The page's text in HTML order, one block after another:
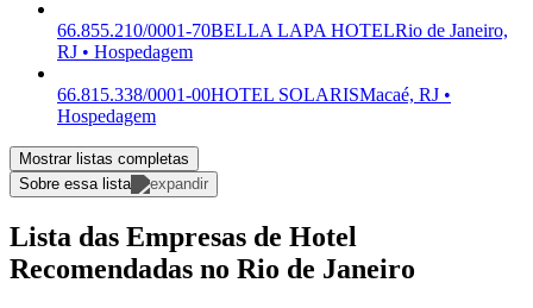
66.855.210/0001-70BELLA LAPA HOTELRio de Janeiro,
RJ • Hospedagem
66.815.338/0001-00HOTEL SOLARISMacaé, RJ •
Hospedagem
Mostrar listas completas
Sobre essa lista
Lista das Empresas de Hotel
Recomendadas no Rio de Janeiro